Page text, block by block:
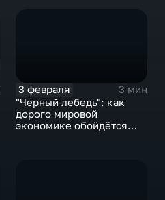
3 февраля
3 мин
"Черный лебедь": как
дорого мировой
экономике обойдётся